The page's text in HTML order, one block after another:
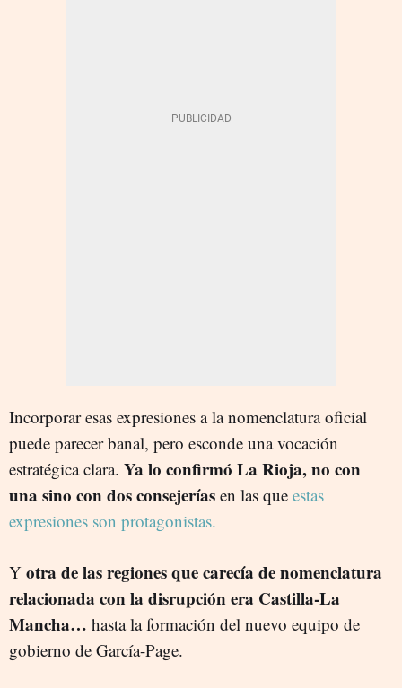
Incorporar esas expresiones a la nomenclatura oficial
puede parecer banal, pero esconde una vocación
estratégica clara. Ya lo confirmó La Rioja, no con
una sino con dos consejerías en las que estas
expresiones son protagonistas.
Y otra de las regiones que carecía de nomenclatura
relacionada con la disrupción era Castilla-La
Mancha… hasta la formación del nuevo equipo de
gobierno de García-Page.